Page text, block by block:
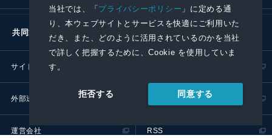
当社では、「プライバシーポリシー 」に定める通
り、本ウェブサイトとサービスを快適にご利用いた
だき、また、どのように活用されているのかを当社
で詳しく把握するために、Cookie を使用していま
す。
拒否する 同意する
共同通信社グループ
サイトポリシー
外部送信ポリシー プレスリリース取扱基準
運営会社 RSS